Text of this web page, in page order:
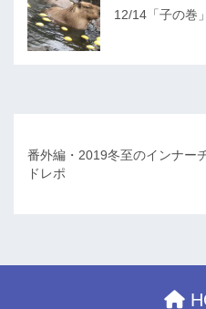
12/14「子の巻
番外編・2019冬至のインナー
ドレポ